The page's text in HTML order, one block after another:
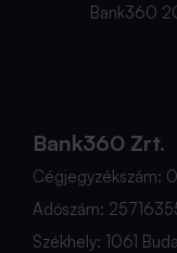
Bank360
Bank360 Zrt.
Cégjegyzékszám:
Adószám:
Székhely: 1061